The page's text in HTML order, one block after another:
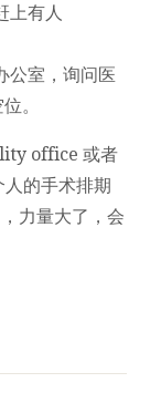
上有人
公室，询问医
。
office 或者
的手术排期
力量大了，会